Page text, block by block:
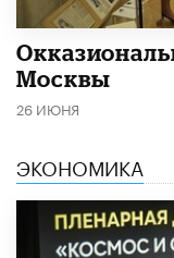
Москвы
26 ИЮНЯ
ЭКОНОМИКА